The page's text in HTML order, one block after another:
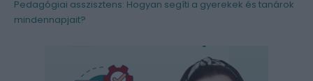
Pedagógiai asszisztens: Hogyan segíti a gyerekek és tanárok
mindennapjait?